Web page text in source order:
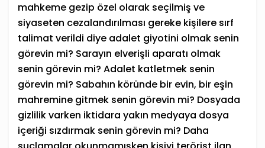
mahkeme gezip özel olarak seçilmiş ve
siyaseten cezalandırılması gereke kişilere sırf
talimat verildi diye adalet giyotini olmak senin
görevin mi? Sarayın elverişli aparatı olmak
senin görevin mi? Adalet katletmek senin
görevin mi? Sabahın köründe bir evin, bir eşin
mahremine gitmek senin görevin mi? Dosyada
gizlilik varken iktidara yakın medyaya dosya
içeriği sızdırmak senin görevin mi? Daha